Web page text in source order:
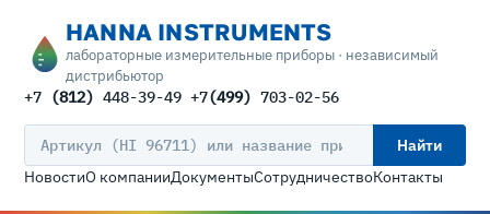
HANNA INSTRUMENTS
лабораторные измерительные приборы · независимый
дистрибьютор
+7 (812) 448-39-49 +7(499) 703-02-56
Найти
НовостиО компанииДокументыСотрудничествоКонтакты